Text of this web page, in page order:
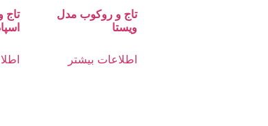
تاج و روکوب مدل
ویستا
اطلاعات بیشتر